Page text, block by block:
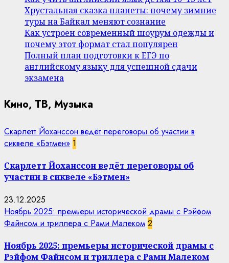
Хрустальная сказка планеты: почему зимние
туры на Байкал меняют сознание
Как устроен современный шоурум одежды и
почему этот формат стал популярен
Полный план подготовки к ЕГЭ по
английскому языку для успешной сдачи
экзамена
Кино, ТВ, Музыка
Скарлетт Йоханссон ведёт переговоры об участии в
сиквеле «Бэтмен» 1
Скарлетт Йоханссон ведёт переговоры об
участии в сиквеле «Бэтмен»
23.12.2025
Ноябрь 2025: премьеры исторической драмы с Рэйфом
Файнсом и триллера с Рами Малеком 2
Ноябрь 2025: премьеры исторической драмы с
Рэйфом Файнсом и триллера с Рами Малеком